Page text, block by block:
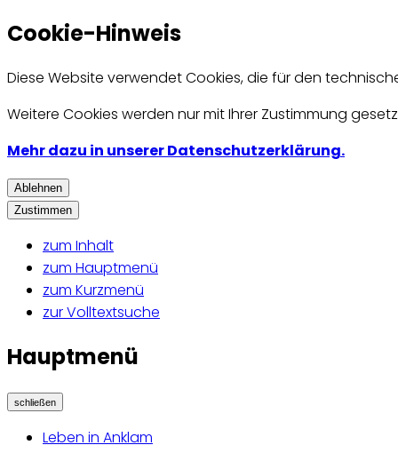
Cookie-Hinweis
Diese Website verwendet Cookies, die für den
Weitere Cookies werden nur mit Ihrer Zustimmung
Mehr dazu in unserer Datenschutzerklärung.
Ablehnen
Zustimmen
zum Inhalt
zum Hauptmenü
zum Kurzmenü
zur Volltextsuche
Hauptmenü
schließen
Leben in Anklam